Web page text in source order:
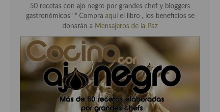
50 recetas con ajo negro por grandes chef y bloggers
gastronómicos" " Compra aqui el libro , los beneficios se
donarán a Mensajeros de la Paz